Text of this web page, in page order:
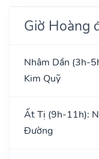
Giờ Hoàng
Nhâm Dần (3h-
Kim Quỹ
Ất Tị (9h-11h):
Đường